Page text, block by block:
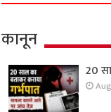
कानून
20